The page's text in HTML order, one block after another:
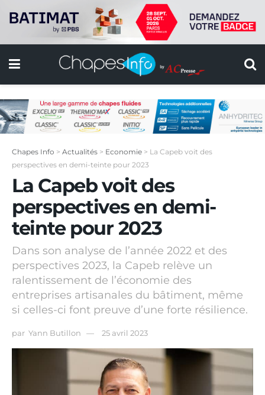
Chapes Info > Actualités > Economie > La Capeb voit des
perspectives en demi-teinte pour 2023
La Capeb voit des
perspectives en demi-
teinte pour 2023
Dans son analyse de l’année 2022 et des
perspectives 2023, la Capeb relève un
ralentissement de l’économie des
entreprises artisanales du bâtiment, même
si celles-ci font preuve d’une forte résilience.
par Yann Butillon 25 avril 2023